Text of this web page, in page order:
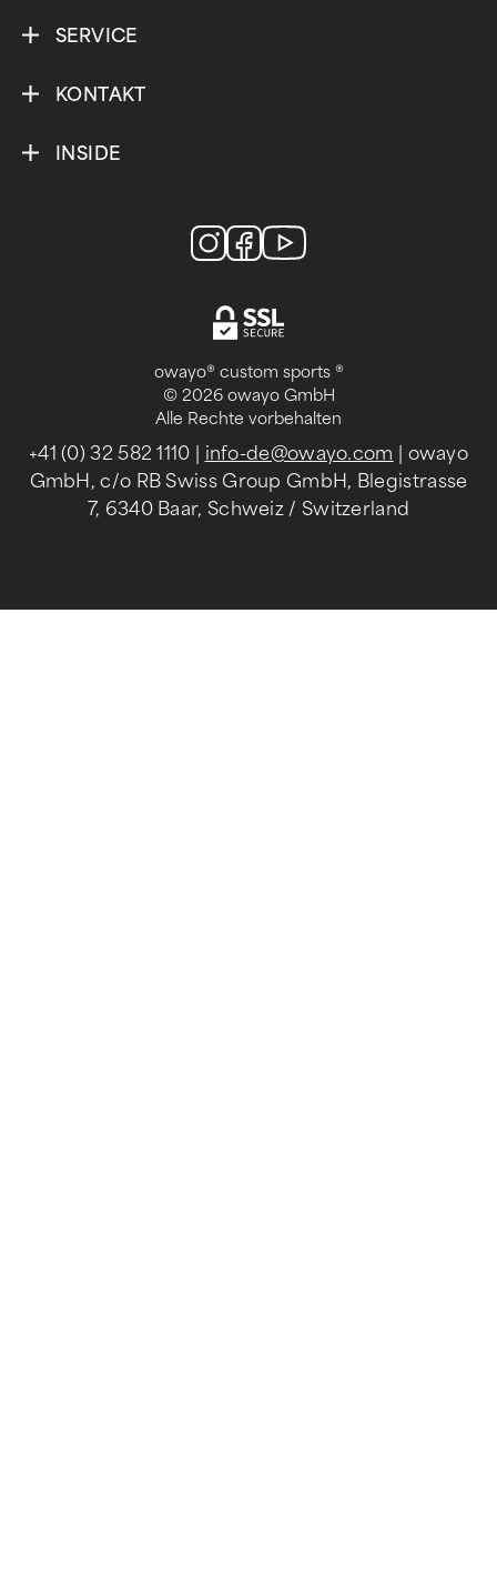
SERVICE
KONTAKT
INSIDE
owayo® custom sports ®
© 2026 owayo GmbH
Alle Rechte vorbehalten
+41 (0) 32 582 1110 info-de@owayo.com | owayo
GmbH, c/o RB Swiss Group GmbH, Blegistrasse
7, 6340 Baar, Schweiz / Switzerland